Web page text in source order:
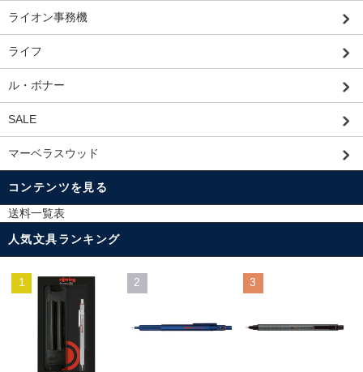
ライオン事務機
ライフ
ル・ボナー
SALE
マーベラスウッド
コンテンツを見る
送料一覧表
人気文具ランキング
1 2 3